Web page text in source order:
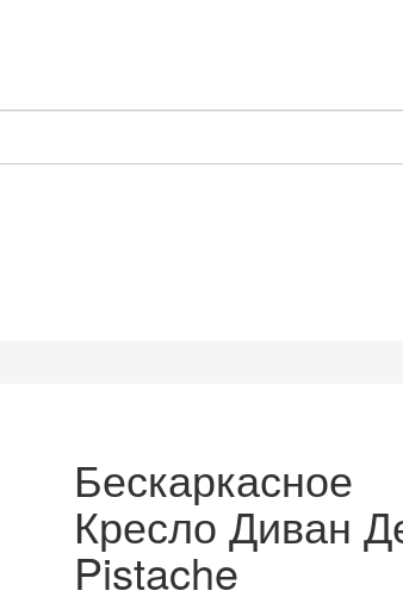
Бескаркасное
Кресло Диван
Pistache